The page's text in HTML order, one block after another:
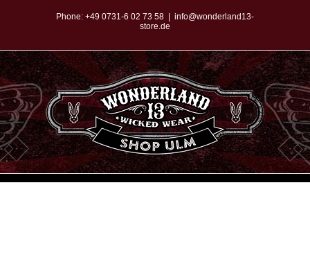
springen
Phone: +49 0731-6 02 73 58
info@wonderland13-
store.de